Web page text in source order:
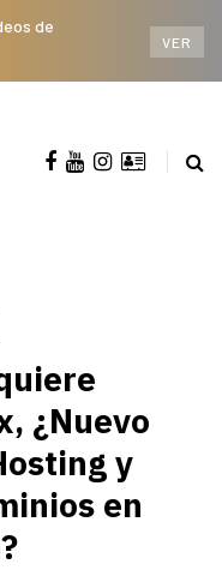
de
VER
¿Nuevo
y
en